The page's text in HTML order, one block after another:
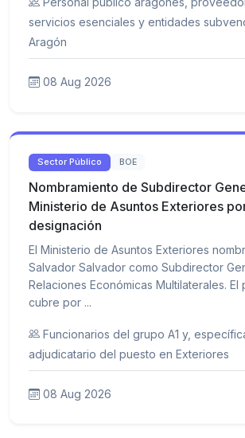
servicios esenciales y entidades
Aragón
08 Aug 2026
Sector Público BOE
Nombramiento de Subdirector
Ministerio de Asuntos Exteriores
designación
El Ministerio de Asuntos Exteriores
Salvador Salvador como Subdirector
Relaciones Económicas Multilaterales. El
cubre por ...
Funcionarios del grupo A1 y,
adjudicatario del puesto en Exteriores
08 Aug 2026